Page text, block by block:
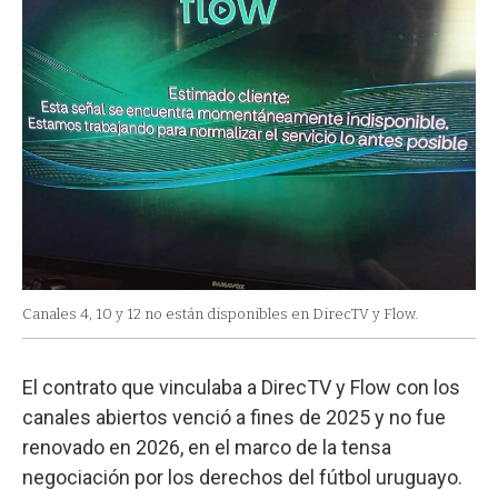
Canales 4, 10 y 12 no están disponibles en DirecTV y Flow.
El contrato que vinculaba a DirecTV y Flow con los
canales abiertos venció a fines de 2025 y no fue
renovado en 2026, en el marco de la tensa
negociación por los derechos del fútbol uruguayo.